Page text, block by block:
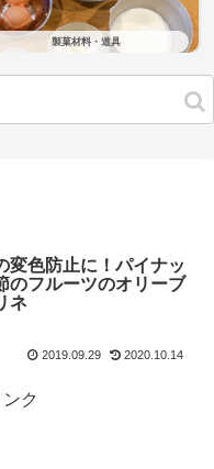
製菓材料・道具
変色防止に！パイナッ
のフルーツのオリーブ
ネ
2019.09.29 2020.10.14
ク